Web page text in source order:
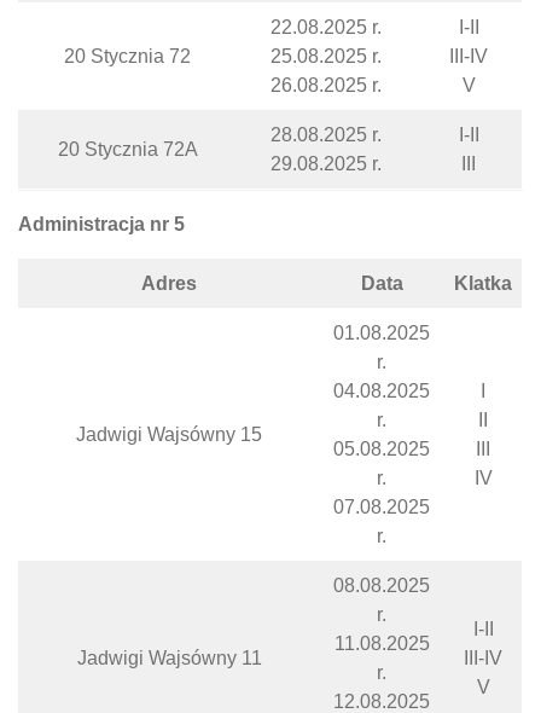
20 Stycznia 72
22.08.2025 r.
25.08.2025 r.
26.08.2025 r.
I-II
III-IV
V
20 Stycznia 72A
28.08.2025 r.
29.08.2025 r.
I-II
Administracja nr 5
Adres Data Klatka
Jadwigi Wajsówny 15
01.08.2025
r.
04.08.2025
r.
05.08.2025
r.
07.08.2025
r.
IV
Jadwigi Wajsówny 11
08.08.2025
r.
11.08.2025
r.
12.08.2025
I-II
III-IV
V